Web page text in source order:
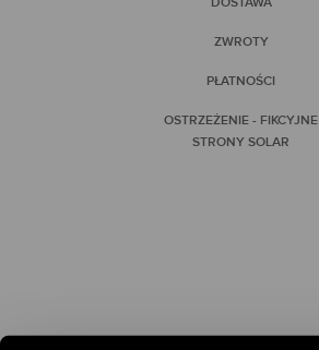
ZWROTY
PŁATNOŚCI
OSTRZEŻENIE - FIKCYJNE
STRONY SOLAR